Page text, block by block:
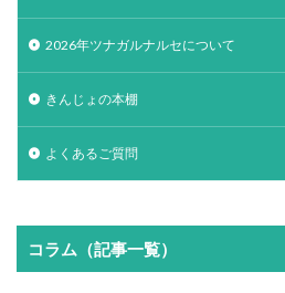
2026年ツナガルナルセについて
きんじょの本棚
よくあるご質問
コラム（記事一覧）